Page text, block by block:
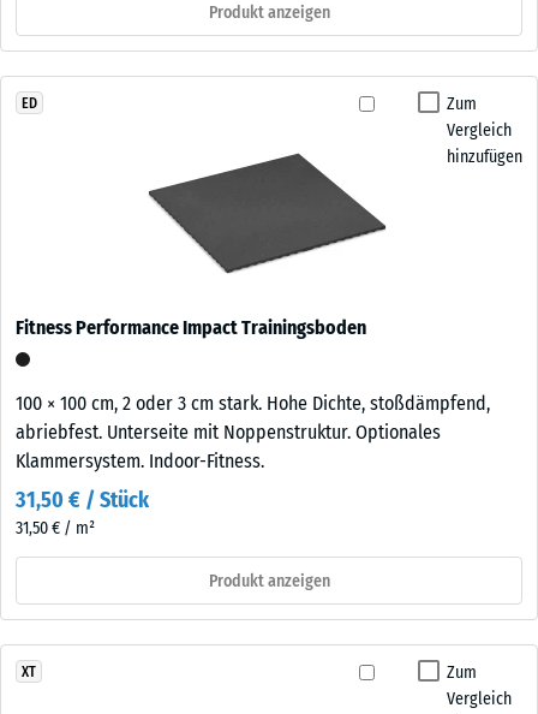
Produkt anzeigen
Zum
Vergleich
hinzufügen
ED
Fitness Performance Impact Trainingsboden
100 × 100 cm, 2 oder 3 cm stark. Hohe Dichte, stoßdämpfend,
abriebfest. Unterseite mit Noppenstruktur. Optionales
Klammersystem. Indoor-Fitness.
31,50 € / Stück
31,50 € / m²
Produkt anzeigen
Zum
Vergleich
XT